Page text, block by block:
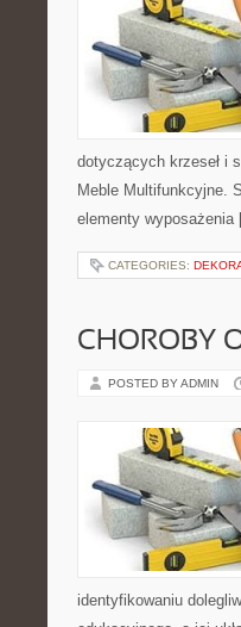
dotyczących krzeseł i
Meble Multifunkcyjne.
elementy
CATEGORIES:
CHOROBY
POSTED BY ADMIN
identyfikowaniu